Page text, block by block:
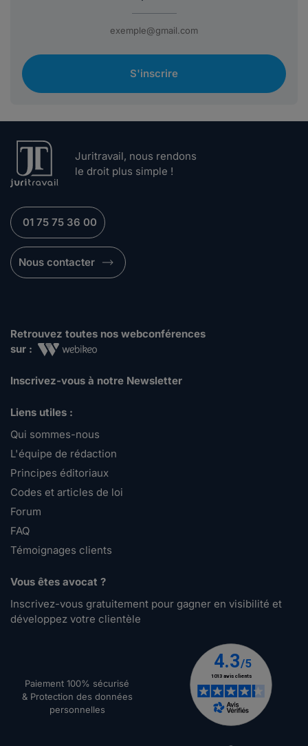
S'inscrire
Juritravail, nous rendons
le droit plus simple !
01 75 75 36 00
Nous contacter
Retrouvez toutes nos webconférences
sur :
Inscrivez-vous à notre Newsletter
Liens utiles :
Qui sommes-nous
L'équipe de rédaction
Principes éditoriaux
Codes et articles de loi
Forum
FAQ
Témoignages clients
Vous êtes avocat ?
Inscrivez-vous gratuitement pour gagner en visibilité et
développez votre clientèle
Paiement 100% sécurisé
& Protection des données
personnelles